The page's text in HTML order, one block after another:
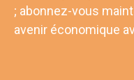
; abonnez-vous
avenir économique